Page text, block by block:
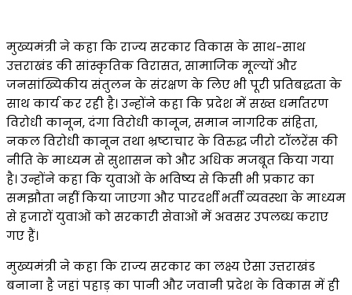
मुख्यमंत्री ने कहा कि राज्य सरकार विकास के साथ-साथ
उत्तराखंड की सांस्कृतिक विरासत, सामाजिक मूल्यों और
जनसांख्यिकीय संतुलन के संरक्षण के लिए भी पूरी प्रतिबद्धता के
साथ कार्य कर रही है। उन्होंने कहा कि प्रदेश में सख्त धर्मांतरण
विरोधी कानून, दंगा विरोधी कानून, समान नागरिक संहिता,
नकल विरोधी कानून तथा भ्रष्टाचार के विरुद्ध जीरो टॉलरेंस की
नीति के माध्यम से सुशासन को और अधिक मजबूत किया गया
है। उन्होंने कहा कि युवाओं के भविष्य से किसी भी प्रकार का
समझौता नहीं किया जाएगा और पारदर्शी भर्ती व्यवस्था के माध्यम
से हजारों युवाओं को सरकारी सेवाओं में अवसर उपलब्ध कराए
गए हैं।
मुख्यमंत्री ने कहा कि राज्य सरकार का लक्ष्य ऐसा उत्तराखंड
बनाना है जहां पहाड़ का पानी और जवानी प्रदेश के विकास में ही